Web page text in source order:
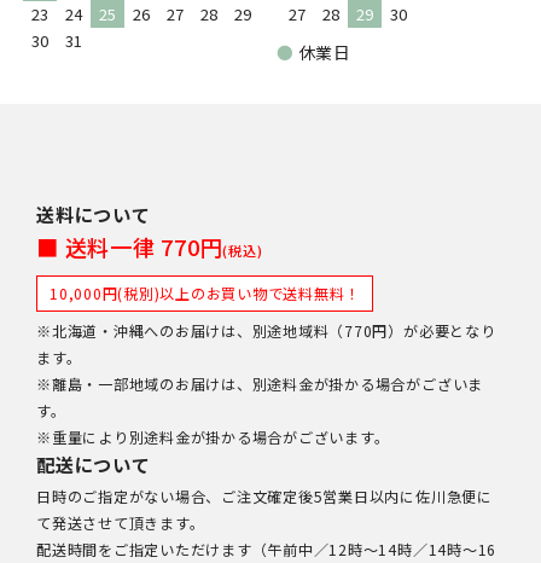
23
24 25 26 27 28
29
30
31
27
28 29 30
● 休業日
送料について
■ 送料一律 770円(税込)
10,000円(税別)以上のお買い物で送料無料！
※北海道・沖縄へのお届けは、別途地域料（770円）が必要となり
ます。
※離島・一部地域のお届けは、別途料金が掛かる場合がございま
す。
※重量により別途料金が掛かる場合がございます。
配送について
日時のご指定がない場合、ご注文確定後5営業日以内に佐川急便に
て発送させて頂きます。
配送時間をご指定いただけます（午前中／12時～14時／14時～16